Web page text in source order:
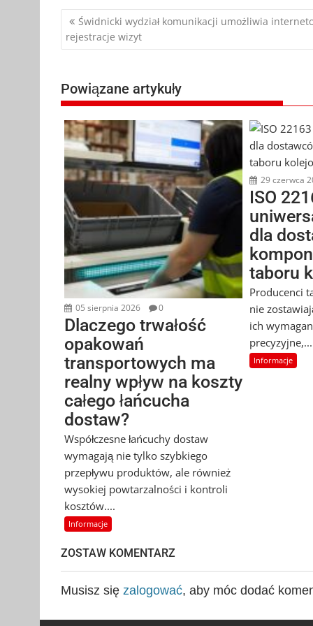
Nawigacja
wpisu
Świdnicki wydział komunikacji umożliwia
rejestracje wizyt
Powiązane artykuły
05 sierpnia 2026 0
Dlaczego trwałość
opakowań
transportowych ma
realny wpływ na koszty
całego łańcucha
dostaw?
Współczesne łańcuchy dostaw
wymagają nie tylko szybkiego
przepływu produktów, ale również
wysokiej powtarzalności i kontroli
kosztów....
Informacje
29 czerwca
ISO
dla
taboru
Producenci
nie
ich
precyzyjne,...
Informacje
ZOSTAW KOMENTARZ
Musisz się zalogować, aby móc dodać